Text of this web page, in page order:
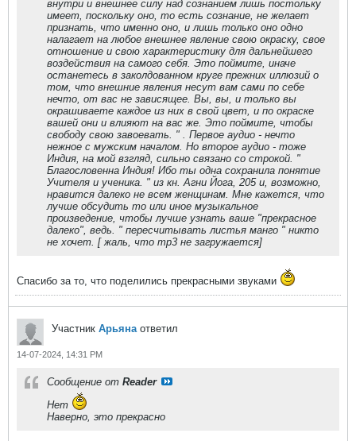
внутри и внешнее силу над сознанием лишь постольку
имеет, поскольку оно, то есть сознание, не желает
признать, что именно оно, и лишь только оно одно
налагает на любое внешнее явление свою окраску, свое
отношение и свою характеристику для дальнейшего
воздействия на самого себя. Это поймите, иначе
останетесь в заколдованном круге прежних иллюзий о
том, что внешние явления несут вам сами по себе
нечто, от вас не зависящее. Вы, вы, и только вы
окрашиваете каждое из них в свой цвет, и по окраске
вашей они и влияют на вас же. Это поймите, чтобы
свободу свою завоевать. " . Первое аудио - нечто
нежное с мужским началом. Но второе аудио - тоже
Индия, на мой взгляд, сильно связано со строкой. "
Благословенна Индия! Ибо ты одна сохранила понятие
Учителя и ученика. " из кн. Агни Йога, 205 и, возможно,
нравится далеко не всем женщинам. Мне кажется, что
лучше обсудить то или иное музыкальное
произведение, чтобы лучше узнать ваше "прекрасное
далеко", ведь. " пересчитывать листья манго " никто
не хочет. [ жаль, что mp3 не загружается]
Спасибо за то, что поделились прекрасными звуками
Участник Арьяна ответил
14-07-2024, 14:31 PM
Сообщение от Reader
Нет
Наверно, это прекрасно